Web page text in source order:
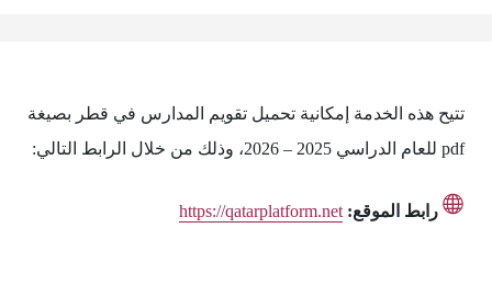
تتيح هذه الخدمة إمكانية تحميل تقويم المدارس في قطر بصيغة
pdf للعام الدراسي 2025 – 2026، وذلك من خلال الرابط التالي:
رابط الموقع: https://qatarplatform.net